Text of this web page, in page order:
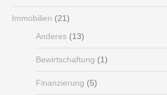
Immobilien (21)
Anderes (13)
Bewirtschaftung (1)
Finanzierung (5)